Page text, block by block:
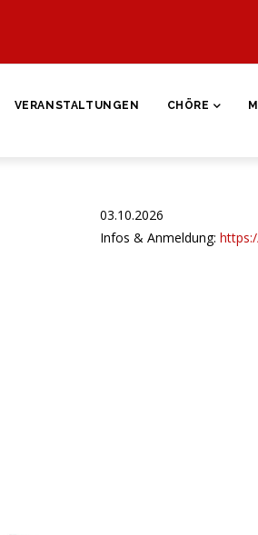
VERANSTALTUNGEN CHÖRE
03.10.2026
Infos & Anmeldung: